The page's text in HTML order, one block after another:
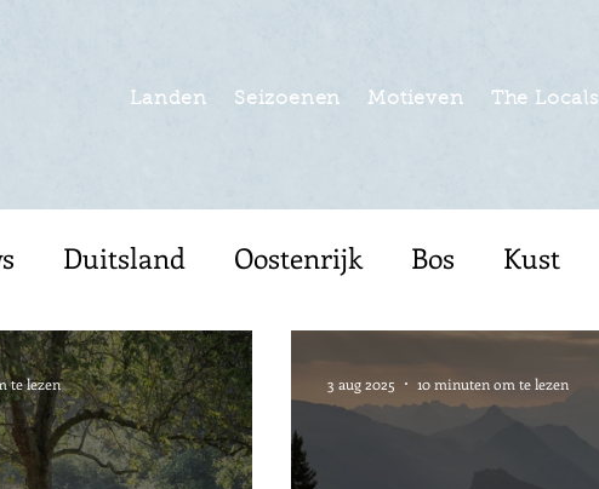
Landen Seizoenen Motieven The Locals
Duitsland Oostenrijk Bos Kust
Winter
Zomer België Italië
te lezen 3 aug 2025 10 minuten om te lezen